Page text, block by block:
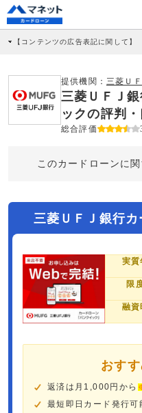
【コンテンツの広告表記に関して】
社に対して企業から紹介報酬が支払わ
商品を根拠なくPRするものではなく
どに基づき、公平性を担保した情報提
>提携企業一覧
提供機関： 三菱Ｕ
三菱ＵＦＪ
ックの評判
総合評価
このカードローンに
三菱ＵＦＪ銀行
実質
限
融資
おす
返済は月1,000円から
最短即日カード発行可